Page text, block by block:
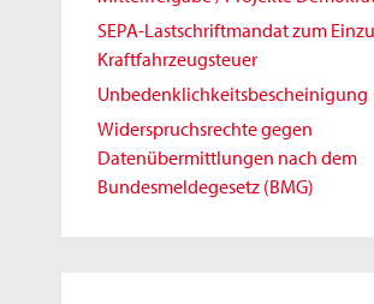
SEPA-Lastschriftmandat zum
Kraftfahrzeugsteuer
Unbedenklichkeitsbescheinigung
Widerspruchsrechte gegen
Datenübermittlungen nach dem
Bundesmeldegesetz (BMG)